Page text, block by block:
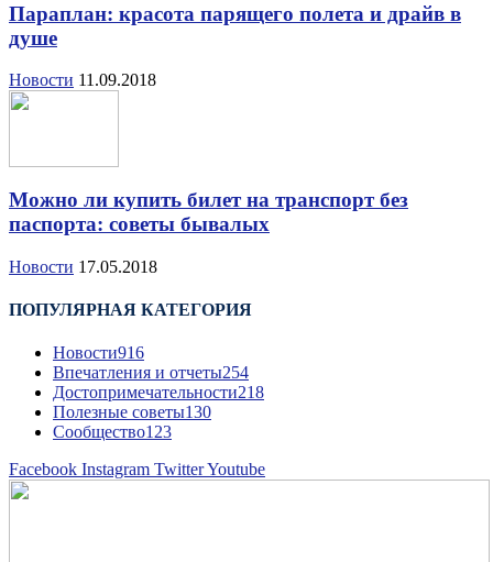
Параплан: красота парящего полета и драйв в
душе
Новости 11.09.2018
Можно ли купить билет на транспорт без
паспорта: советы бывалых
Новости 17.05.2018
ПОПУЛЯРНАЯ КАТЕГОРИЯ
Новости916
Впечатления и отчеты254
Достопримечательности218
Полезные советы130
Сообщество123
Facebook Instagram TwitterYoutube